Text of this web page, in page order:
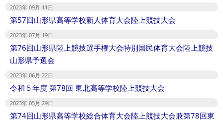
2023年 09月 11日
第57回山形県高等学校新人体育大会陸上競技大会
2023年 07月 19日
第76回山形県陸上競技選手権大会特別国民体育大会陸上競技
山形県予選会
2023年 06月 22日
令和５年度 第78回 東北高等学校陸上競技大会
2023年 05月 29日
第74回山形県高等学校総合体育大会陸上競技大会兼第78回東